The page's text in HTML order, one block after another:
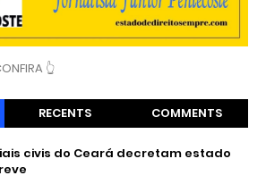
👆
RECENTS COMMENTS
civis do Ceará decretam estado